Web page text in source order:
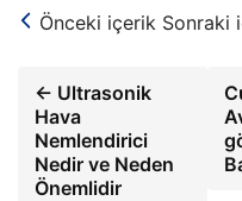
Önceki içerik Sonraki
← Ultrasonik
Hava
Nemlendirici
Nedir ve Neden
Önemlidir